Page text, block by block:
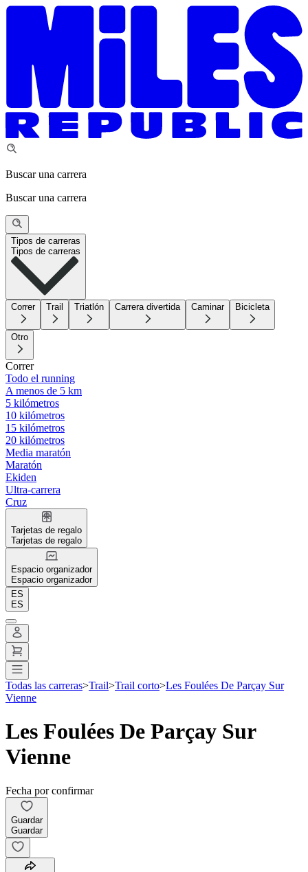
Buscar una carrera
Buscar una carrera
Tipos de carreras
Tipos de carreras
Correr Trail Triatlón Carrera divertida Caminar Bicicleta
Otro
Correr
Todo el running
A menos de 5 km
5 kilómetros
10 kilómetros
15 kilómetros
20 kilómetros
Media maratón
Maratón
Ekiden
Ultra-carrera
Cruz
Tarjetas de regalo
Tarjetas de regalo
Espacio organizador
Espacio organizador
ES
ES
Todas las carreras>Trail>Trail corto>Les Foulées De Parçay Sur
Vienne
Les Foulées De Parçay Sur
Vienne
Fecha por confirmar
Guardar
Guardar